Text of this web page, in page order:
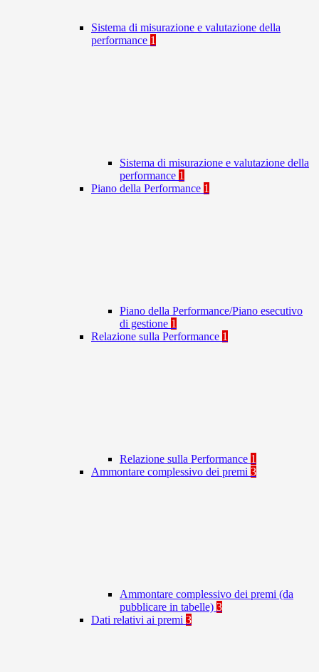
Sistema di misurazione e valutazione della
performance 1
Sistema di misurazione e valutazione della
performance 1
Piano della Performance 1
Piano della Performance/Piano esecutivo
di gestione 1
Relazione sulla Performance 1
Relazione sulla Performance 1
Ammontare complessivo dei premi 3
Ammontare complessivo dei premi (da
pubblicare in tabelle) 3
Dati relativi ai premi 3